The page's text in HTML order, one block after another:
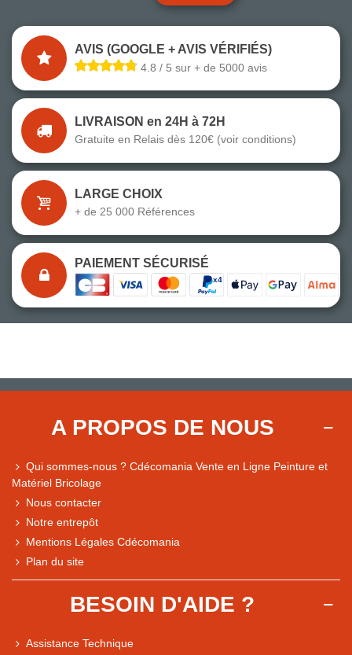
AVIS (GOOGLE + AVIS VÉRIFIÉS)
4.8 / 5 sur + de 5000 avis
LIVRAISON en 24H à 72H
Gratuite en Relais dès 120€ (voir conditions)
LARGE CHOIX
+ de 25 000 Références
PAIEMENT SÉCURISÉ
A PROPOS DE NOUS
Qui sommes-nous ? Cdécomania Vente en Ligne Peinture et
Matériel Bricolage
Nous contacter
Notre entrepôt
Mentions Légales Cdécomania
Plan du site
BESOIN D'AIDE ?
Assistance Technique